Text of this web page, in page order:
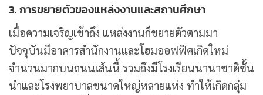
3. การขยายตัวของแหล่งงานและสถานศึกษา
เมื่อความเจริญเข้าถึง แหล่งงานก็ขยายตัวตามมา
ปัจจุบันมีอาคารสำนักงานและโฮมออฟฟิศเกิดใหม่
จำนวนมากบนถนนเส้นนี้ รวมถึงมีโรงเรียนนานาชาติชั้น
นำและโรงพยาบาลขนาดใหญ่หลายแห่ง ทำให้เกิดกลุ่ม